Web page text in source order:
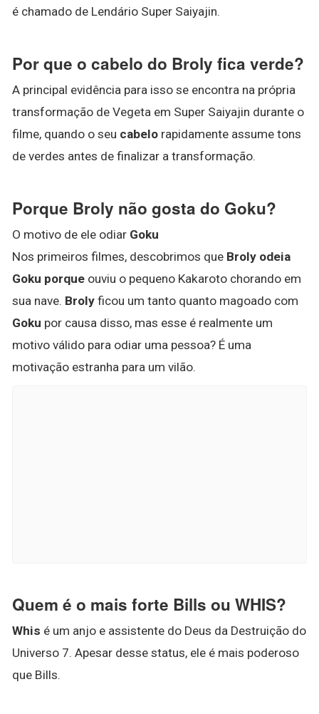
é chamado de Lendário Super Saiyajin.
Por que o cabelo do Broly fica verde?
A principal evidência para isso se encontra na própria
transformação de Vegeta em Super Saiyajin durante o
filme, quando o seu cabelo rapidamente assume tons
de verdes antes de finalizar a transformação.
Porque Broly não gosta do Goku?
O motivo de ele odiar Goku
Nos primeiros filmes, descobrimos que Broly odeia
Goku porque ouviu o pequeno Kakaroto chorando em
sua nave. Broly ficou um tanto quanto magoado com
Goku por causa disso, mas esse é realmente um
motivo válido para odiar uma pessoa? É uma
motivação estranha para um vilão.
Quem é o mais forte Bills ou WHIS?
Whis é um anjo e assistente do Deus da Destruição do
Universo 7. Apesar desse status, ele é mais poderoso
que Bills.